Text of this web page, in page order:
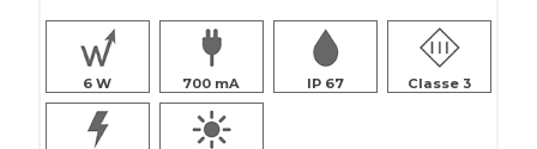
6 700 IP 67 Classe 3